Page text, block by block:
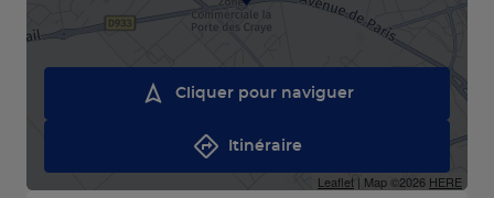
Leaflet | Map ©2026 HERE
Cliquer pour naviguer
Itinéraire